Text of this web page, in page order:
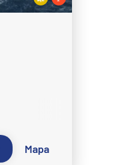
Mapa